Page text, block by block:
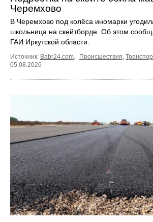
Черемхово
В Черемхово под колёса иномарки
школьница на скейтборде. Об этом
ГАИ Иркутской области.
Источник: Babr24.com Происшествия
05.08.2026